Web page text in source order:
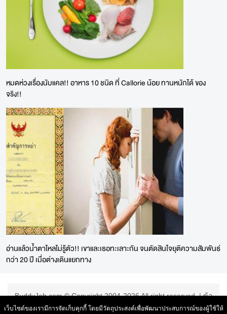
หมดห่วงเรื่องนับแคล!! อาหาร 10 ชนิด ที่ Callorie น้อย ทานหนักได้ ของ
จริง!!
อ่านแล้วน้ำตาไหลไม่รู้ตัว!! เขาและเธอทะเลาะกัน จนตัดสินใจยุติความสัมพันธ์
กว่า 20 ปี เมื่อต่างเดินแยกทาง
BuddyJob.com © Copyright 2004-2026 All right reserved. |ข้อ
ตกลงการใช้บริการ|
เว็บไซต์ของเรามีการจัดเก็บคุกกี้ โดยมีวัตถุประสงค์เพื่อพัฒนาประสบการณ์ของผู้ใช้ให้